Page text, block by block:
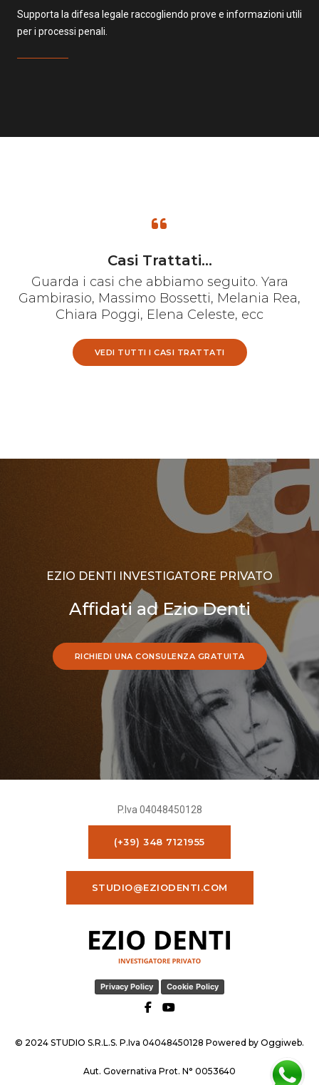
Supporta la difesa legale raccogliendo prove e informazioni utili
per i processi penali.
Casi Trattati...
Guarda i casi che abbiamo seguito. Yara
Gambirasio, Massimo Bossetti, Melania Rea,
Chiara Poggi, Elena Celeste, ecc
VEDI TUTTI I CASI TRATTATI
EZIO DENTI INVESTIGATORE PRIVATO
Affidati ad Ezio Denti
RICHIEDI UNA CONSULENZA GRATUITA
P.Iva 04048450128
(+39) 348 7121955
STUDIO@EZIODENTI.COM
Privacy Policy Cookie Policy
© 2024 STUDIO S.R.L.S. P.Iva 04048450128 Powered by Oggiweb.
Aut. Governativa Prot. N° 0053640